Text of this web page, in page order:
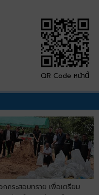
QR Code หน้านี้
กกระสอบทราย เพื่อเตรียม